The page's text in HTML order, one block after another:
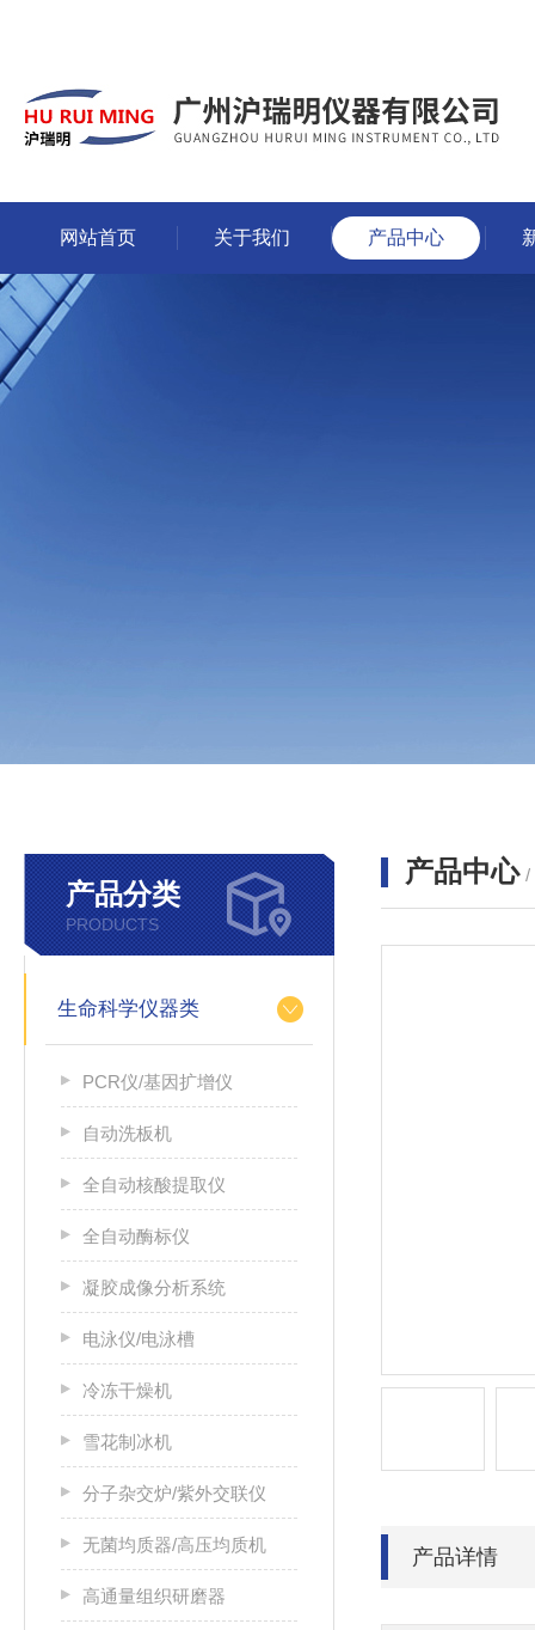
网站首页 关于我们 产品中心
产品分类
PRODUCTS
生命科学仪器类
PCR仪/基因扩增仪
自动洗板机
全自动核酸提取仪
全自动酶标仪
凝胶成像分析系统
电泳仪/电泳槽
冷冻干燥机
雪花制冰机
分子杂交炉/紫外交联仪
无菌均质器/高压均质机
高通量组织研磨器
产品中心 /
产品详情